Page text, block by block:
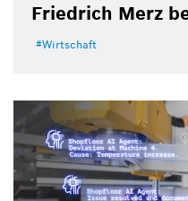
Friedrich Merz
Wirtschaft